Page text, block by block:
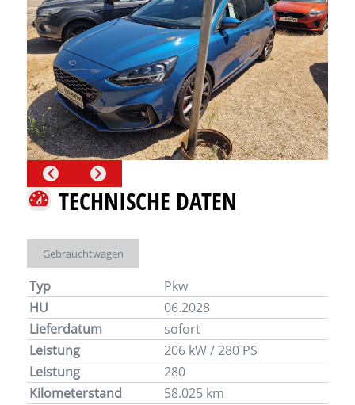
TECHNISCHE DATEN
Gebrauchtwagen
Typ
Pkw
HU
06.2028
Lieferdatum
sofort
Leistung
206 kW / 280 PS
Leistung
280
Kilometerstand
58.025 km